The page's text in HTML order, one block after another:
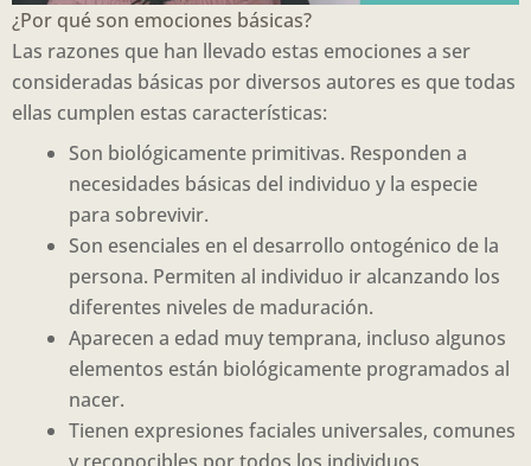
¿Por qué son emociones básicas?
Las razones que han llevado estas emociones a ser
consideradas básicas por diversos autores es que todas
ellas cumplen estas características:
Son biológicamente primitivas. Responden a
necesidades básicas del individuo y la especie
para sobrevivir.
Son esenciales en el desarrollo ontogénico de la
persona. Permiten al individuo ir alcanzando los
diferentes niveles de maduración.
Aparecen a edad muy temprana, incluso algunos
elementos están biológicamente programados al
nacer.
Tienen expresiones faciales universales, comunes